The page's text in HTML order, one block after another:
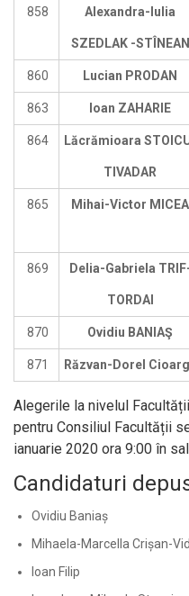
858 Alexandra-Iulia
SZEDLAK -STÎNEAN
860 Lucian PRODAN
863 Ioan ZAHARIE
864 Lăcrămioara
TIVADAR
865 Mihai-Victor MICEA
869 Delia-Gabriela
TORDAI
870 Ovidiu BANIAŞ
871 Răzvan-Dorel
Alegerile la nivelul
pentru Consiliul Facultății
ianuarie 2020 ora 9:00 în
Candidaturi
Ovidiu Baniaș
Mihaela-Marcella Crișan-
Ioan Filip